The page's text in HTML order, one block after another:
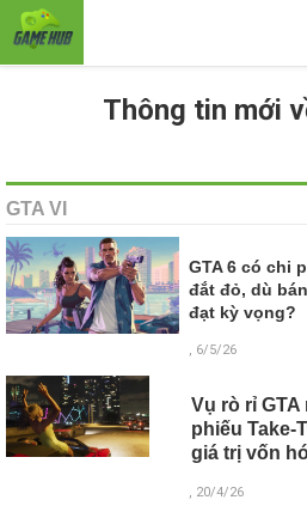
Thông tin mới
GTA VI
GTA 6 có chi
đắt đỏ, dù
đạt kỳ vọng?
, 6/5/26
Vụ rò rỉ
phiếu Take-
giá trị vốn
, 20/4/26